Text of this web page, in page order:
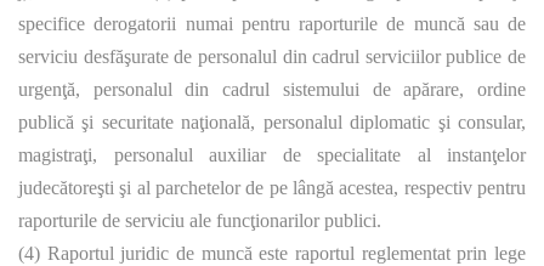
specifice derogatorii numai pentru raporturile de muncă sau de
serviciu desfăşurate de personalul din cadrul serviciilor publice de
urgenţă, personalul din cadrul sistemului de apărare, ordine
publică şi securitate naţională, personalul diplomatic şi consular,
magistraţi, personalul auxiliar de specialitate al instanţelor
judecătoreşti şi al parchetelor de pe lângă acestea, respectiv pentru
raporturile de serviciu ale funcţionarilor publici.
(4) Raportul juridic de muncă este raportul reglementat prin lege